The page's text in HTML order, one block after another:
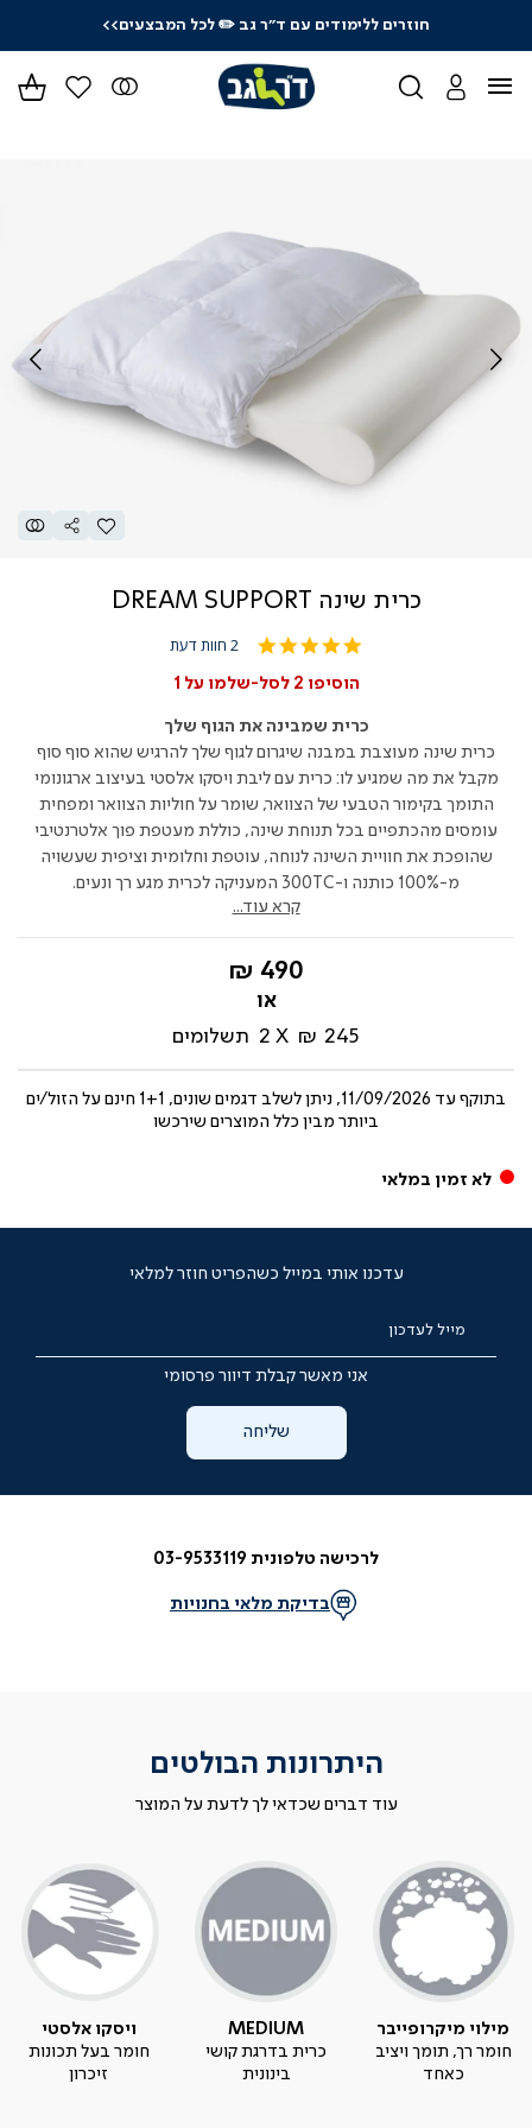
חוזרים ללימודים עם ד"ר גב✏️ לכל המבצעים>>
כרית שינה DREAM SUPPORT
5.0
rating
2 חוות דעת
הוסיפו 2 לסל-שלמו על 1
כרית שמבינה את הגוף שלך
כרית שינה מעוצבת במבנה שיגרום לגוף שלך להרגיש שהוא סוף סוף
מקבל את מה שמגיע לו: כרית עם ליבת ויסקו אלסטי בעיצוב ארגונומי
התומך בקימור הטבעי של הצוואר, שומר על חוליות הצוואר ומפחית
עומסים מהכתפיים בכל תנוחת שינה, כוללת מעטפת פוך אלטרנטיבי
שהופכת את חוויית השינה לנוחה, עוטפת וחלומית וציפית שעשויה
מ-100% כותנה ו-300TC המעניקה לכרית מגע רך ונעים.
קרא עוד...
החל
מ-
490 ₪
245 ₪
2 תשלומים
בתוקף עד
11/09/2026, ניתן לשלב דגמים שונים, 1+1 חינם על הזול/ים
ביותר מבין כלל המוצרים שירכשו
לא זמין במלאי
עדכנו אותי במייל כשהפריט חוזר למלאי
מייל לעדכון
אני מאשר קבלת דיוור פרסומי
שליחה
לרכישה טלפונית 03-9533119
בדיקת מלאי בחנויות
היתרונות הבולטים
עוד דברים שכדאי לך לדעת על המוצר
מילוי מיקרופייבר
חומר רך, תומך ויציב
כאחד
MEDIUM
כרית בדרגת קושי
בינונית
ויסקו אלסטי
חומר בעל תכונות
זיכרון